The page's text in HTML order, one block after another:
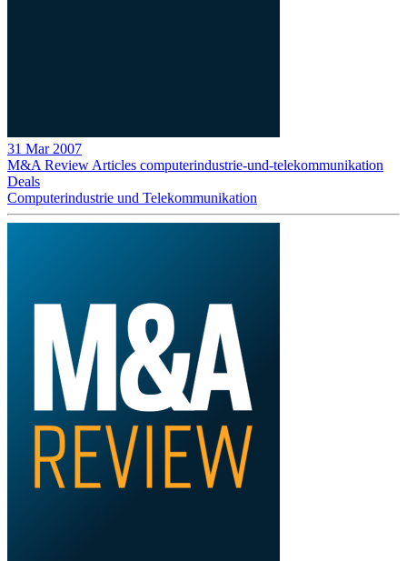
31 Mar 2007
M&A Review Articles computerindustrie-und-telekommunikation
Deals
Computerindustrie und Telekommunikation